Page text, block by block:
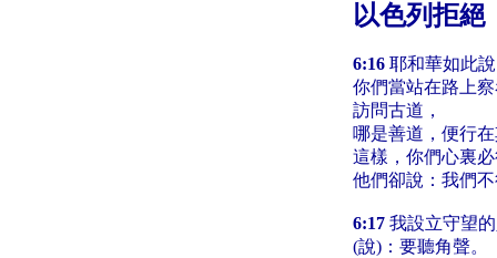
以色列拒
6:16 耶和華如此
你們當站在路上
訪問古道，
哪是善道，便行
這樣，你們心裏
他們卻說：我們
6:17 我設立守望
(說)：要聽角聲。